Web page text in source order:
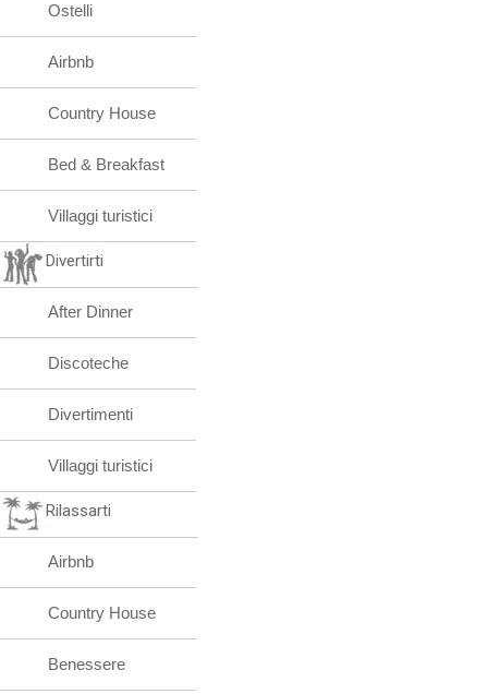
Ostelli
Airbnb
Country House
Bed & Breakfast
Villaggi turistici
Divertirti
After Dinner
Discoteche
Divertimenti
Villaggi turistici
Rilassarti
Airbnb
Country House
Benessere